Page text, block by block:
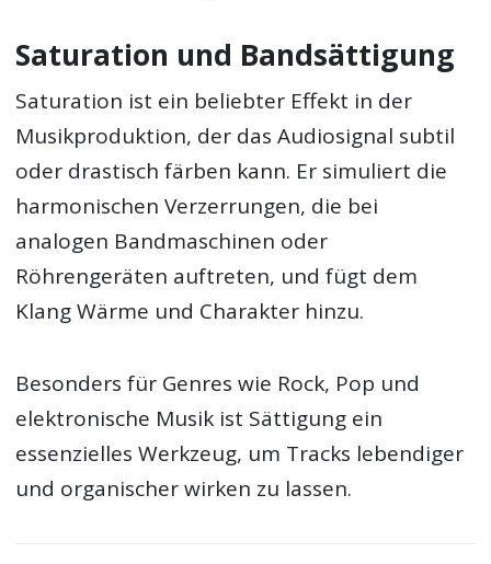
Saturation und Bandsättigung
Saturation ist ein beliebter Effekt in der
Musikproduktion, der das Audiosignal subtil
oder drastisch färben kann. Er simuliert die
harmonischen Verzerrungen, die bei
analogen Bandmaschinen oder
Röhrengeräten auftreten, und fügt dem
Klang Wärme und Charakter hinzu.
Besonders für Genres wie Rock, Pop und
elektronische Musik ist Sättigung ein
essenzielles Werkzeug, um Tracks lebendiger
und organischer wirken zu lassen.